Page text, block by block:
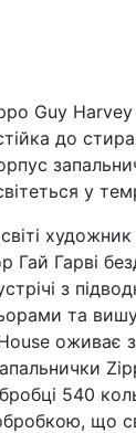
Guy
до
у
Гай Гарві
з
та
оживає з
540
що